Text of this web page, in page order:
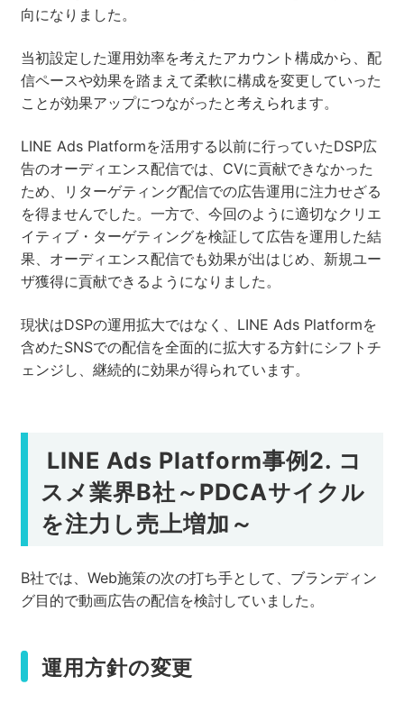
向になりました。
当初設定した運用効率を考えたアカウント構成から、配
信ペースや効果を踏まえて柔軟に構成を変更していった
ことが効果アップにつながったと考えられます。
LINE Ads Platformを活用する以前に行っていたDSP広
告のオーディエンス配信では、CVに貢献できなかった
ため、リターゲティング配信での広告運用に注力せざる
を得ませんでした。一方で、今回のように適切なクリエ
イティブ・ターゲティングを検証して広告を運用した結
果、オーディエンス配信でも効果が出はじめ、新規ユー
ザ獲得に貢献できるようになりました。
現状はDSPの運用拡大ではなく、LINE Ads Platformを
含めたSNSでの配信を全面的に拡大する方針にシフトチ
ェンジし、継続的に効果が得られています。
LINE Ads Platform事例2. コ
スメ業界B社～PDCAサイクル
を注力し売上増加～
B社では、Web施策の次の打ち手として、ブランディン
グ目的で動画広告の配信を検討していました。
運用方針の変更